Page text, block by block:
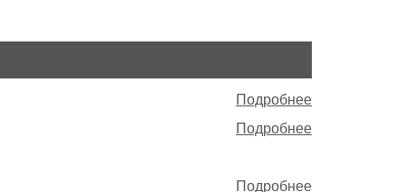
Подробнее
Подробнее
Подробнее